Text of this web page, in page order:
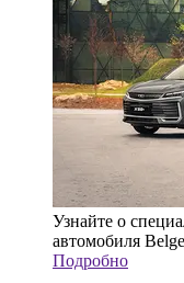
Узнайте о
автомобиля
Подробно